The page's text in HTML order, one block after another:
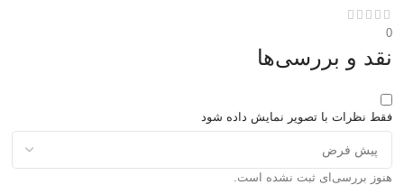
0
نقد و بررسی‌ها
فقط نظرات با تصویر نمایش داده شود
هنوز بررسی‌ای ثبت نشده است.